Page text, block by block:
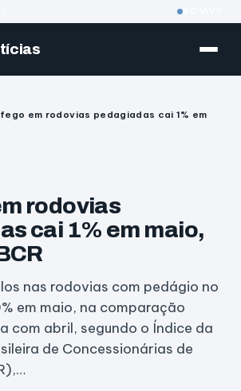
em rodovias pedagiadas cai 1% em
rodovias
cai 1% em maio,
nas rodovias com pedágio no
em maio, na comparação
com abril, segundo o Índice da
de Concessionárias de